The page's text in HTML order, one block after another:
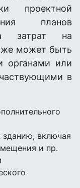
проектной
планов
затрат на
может быть
органами или
в
включая
и пр.